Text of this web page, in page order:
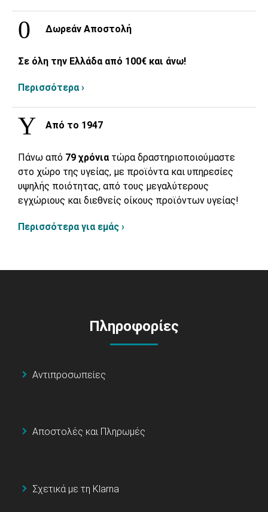
Δωρεάν Αποστολή
Σε όλη την Ελλάδα από 100€ και άνω!
Περισσότερα ›
Από το 1947
Πάνω από 79 χρόνια τώρα δραστηριοποιούμαστε
στο χώρο της υγείας, με προϊόντα και υπηρεσίες
υψηλής ποιότητας, από τους μεγαλύτερους
εγχώριους και διεθνείς οίκους προϊόντων υγείας!
Περισσότερα για εμάς ›
Πληροφορίες
Αντιπροσωπείες
Αποστολές και Πληρωμές
Σχετικά με τη Klarna